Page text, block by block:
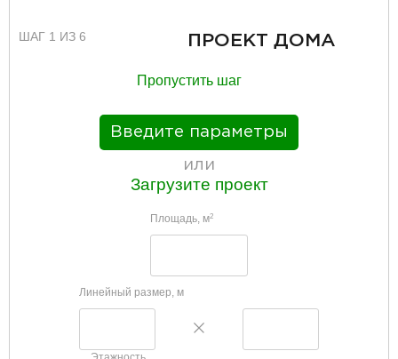
ШАГ 1 ИЗ 6 ПРОЕКТ ДОМА
Пропустить шаг
Введите параметры
или
Загрузите проект
Площадь, м2
Линейный размер, м